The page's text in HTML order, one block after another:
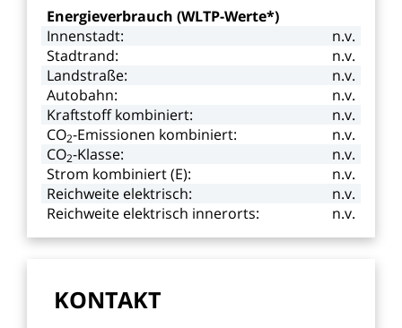
Energieverbrauch (WLTP-Werte*)
Innenstadt:
n.v.
Stadtrand:
n.v.
Landstraße:
n.v.
Autobahn:
n.v.
Kraftstoff kombiniert:
n.v.
CO2-Emissionen kombiniert:
n.v.
CO2-Klasse:
n.v.
Strom kombiniert(E):
n.v.
Reichweite elektrisch:
n.v.
Reichweite elektrisch innerorts: n.v.
KONTAKT